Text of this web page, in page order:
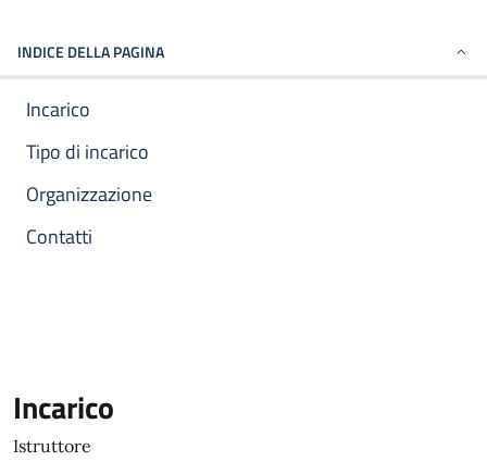
INDICE DELLA PAGINA
Incarico
Tipo di incarico
Organizzazione
Contatti
Incarico
Istruttore